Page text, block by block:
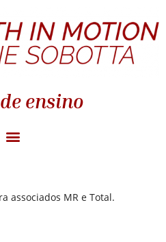
ensino
associados MR e Total.